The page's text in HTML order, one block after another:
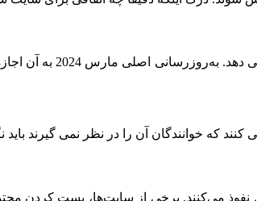
که خوانندگان آن را در نظر نمی گیرند باید
می‌کنند. برخی از سایت‌ها، پست کردن